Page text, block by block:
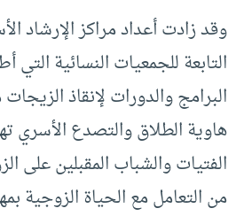
وقد زادت أعداد مراكز الإرشاد
التابعة للجمعيات النسائية
البرامج والدورات لإنقاذ
هاوية الطلاق والتصدع الأسري
الفتيات والشباب المقبلين على
من التعامل مع الحياة الزوجية